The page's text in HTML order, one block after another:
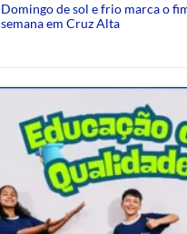
Domingo de sol e frio marca o
semana em Cruz Alta